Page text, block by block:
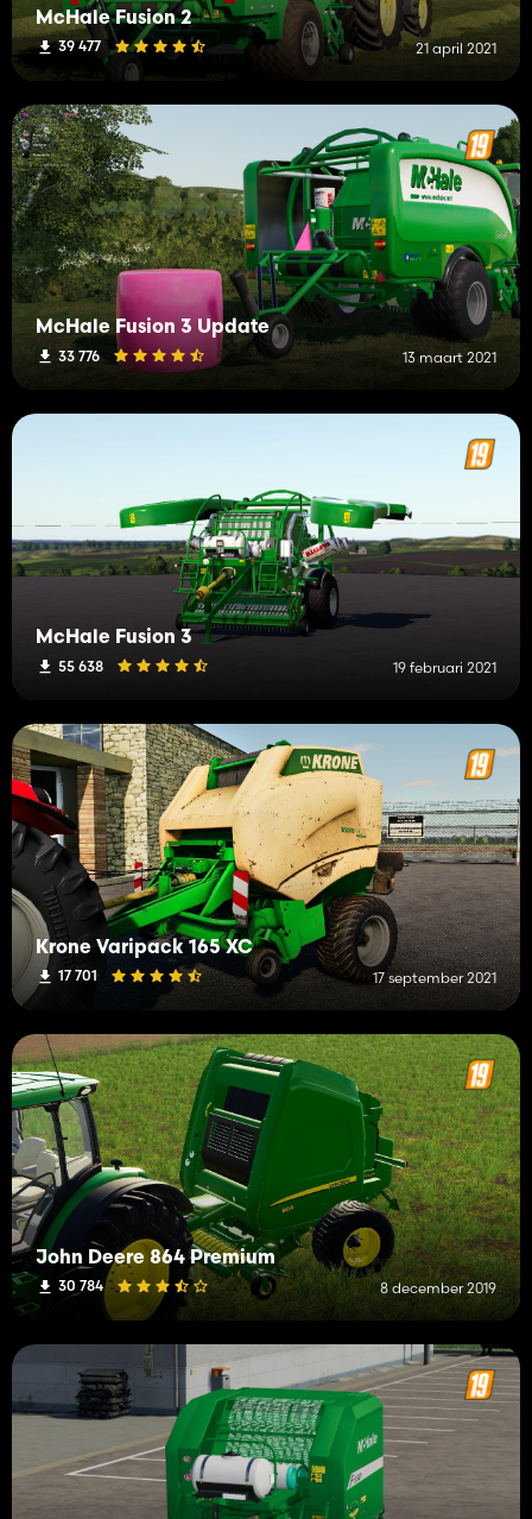
McHale Fusion 2
39 477 21 april 2021
McHale Fusion 3 Update
33 776 13 maart 2021
McHale Fusion 3
55 638 19 februari 2021
Krone Varipack 165 XC
17 701 17 september 2021
John Deere 864 Premium
30 784 8 december 2019